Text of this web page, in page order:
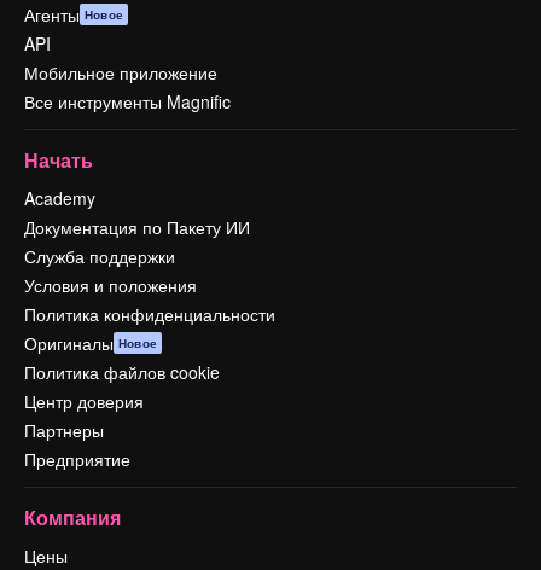
Агенты Новое
API
Мобильное приложение
Все инструменты Magnific
Начать
Academy
Документация по Пакету ИИ
Служба поддержки
Условия и положения
Политика конфиденциальности
Оригиналы Новое
Политика файлов cookie
Центр доверия
Партнеры
Предприятие
Компания
Цены